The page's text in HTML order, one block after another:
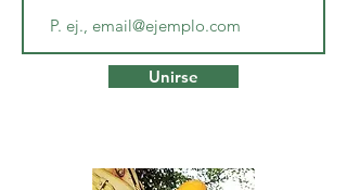
Unirse